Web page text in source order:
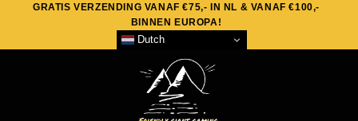
content
GRATIS VERZENDING VANAF €75,- IN NL & VANAF €100,-
BINNEN EUROPA!
Dutch